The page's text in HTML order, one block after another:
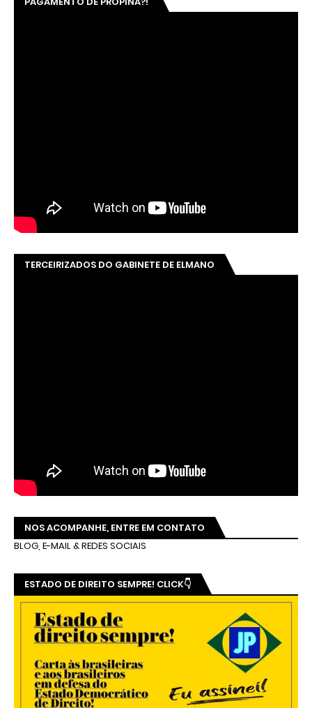
TERCEIRIZADOS DO GABINETE DE ELMANO
NOS ACOMPANHE, ENTRE EM CONTATO
BLOG, E-MAIL & REDES SOCIAIS
ESTADO DE DIREITO SEMPRE! CLICK👇